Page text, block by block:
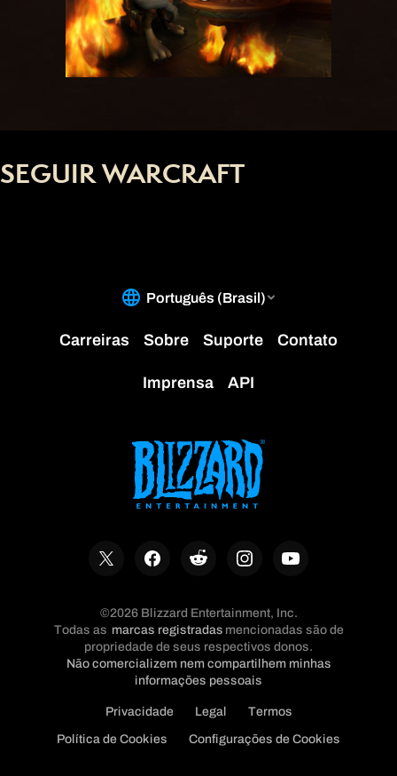
SEGUIR WARCRAFT